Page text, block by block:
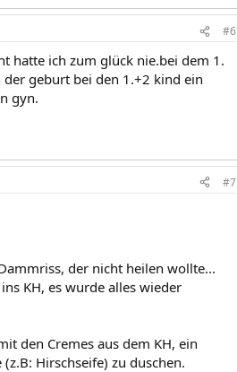
#6
hatte ich zum glück nie.bei dem 1.
geburt bei den 1.+2 kind ein
gyn.
#7
der nicht heilen wollte...
KH, es wurde alles wieder
den Cremes aus dem KH, ein
Hirschseife) zu duschen.